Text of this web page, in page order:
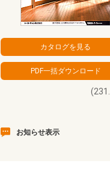
お知らせ表示